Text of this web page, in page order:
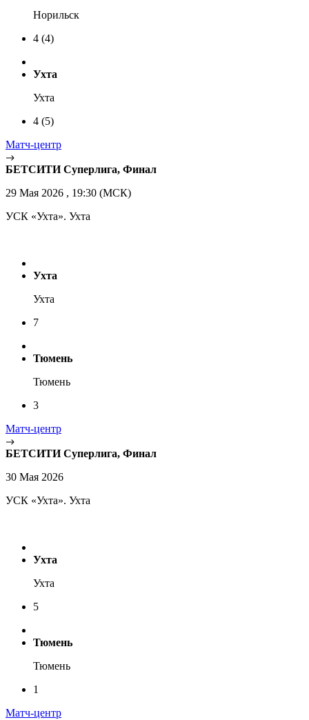
Норильск
4 (4)
Ухта
Ухта
4 (5)
Матч-центр
БЕТСИТИ Суперлига, Финал
29 Мая 2026 , 19:30 (МСК)
УСК «Ухта». Ухта
Ухта
Ухта
7
Тюмень
Тюмень
3
Матч-центр
БЕТСИТИ Суперлига, Финал
30 Мая 2026
УСК «Ухта». Ухта
Ухта
Ухта
5
Тюмень
Тюмень
1
Матч-центр